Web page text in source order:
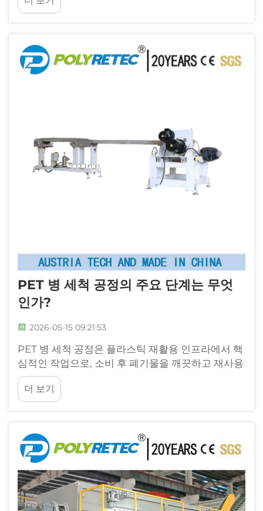
추구하는 제조업체에게 매우 중요합니다. 섬유 제조,
병 제조 또는 기타 PET 기반 제품 생산을 수행하든
PET 병 세척 공정의 주요 단계는 무엇
인가?
2026-05-15 09:21:53
PET 병 세척 공정은 플라스틱 재활용 인프라에서 핵
심적인 작업으로, 소비 후 폐기물을 깨끗하고 재사용
가능한 조각(flake)으로 전환하여 제조 공정에 바로
활용할 수 있도록 합니다. 이 공정의 주요 단계를 이
해하는 것은...
더 보기